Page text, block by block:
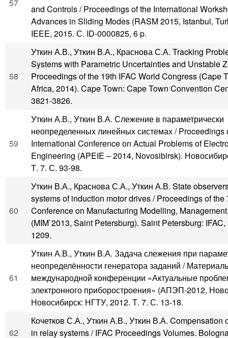
57
and Controls / Proceedings of the International
Advances in Sliding Modes (RASM 2015, Istanbul,
IEEE, 2015. С. ID-0000825, 6 p.
58
Уткин А.В., Уткин В.А., Краснова С.А. Tracking
Systems with Parametric Uncertainties and Unstable
Proceedings of the 19th IFAC World Congress (Cape
Africa, 2014). Cape Town: Cape Town Convention
3821-3826.
59
Уткин А.В., Уткин В.А. Слежение в параметрически
неопределенных линейных системах / Proceedings
International Conference on Actual Problems of
Engineering (APEIE – 2014, Novosibirsk).
Т. 7. С. 93-98.
60
Уткин В.А., Краснова С.А., Уткин А.В. State
systems of induction motor drives / Proceedings of the
Conference on Manufacturing Modelling,
(MIM`2013, Saint Petersburg). Saint Petersburg:
1209.
61
Уткин А.В., Уткин В.А. Задача слежения при
неопределённости генератора заданий /
международной конференции «Актуальные
электронного приборостроения» (АПЭП-2012,
Новосибирск: НГТУ, 2012. Т. 7. С. 13-18.
62
Кочетков С.А., Уткин А.В., Уткин В.А. Compensation
in relay systems / IFAC Proceedings Volumes.